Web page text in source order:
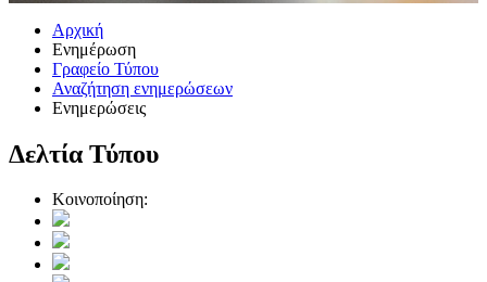
Αρχική
Ενημέρωση
Γραφείο Τύπου
Αναζήτηση ενημερώσεων
Ενημερώσεις
Δελτία Τύπου
Κοινοποίηση: